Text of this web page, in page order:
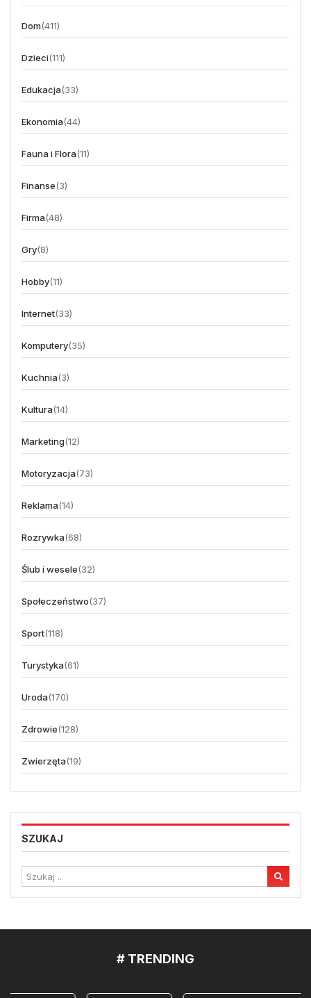
Dom(411)
Dzieci(111)
Edukacja(33)
Ekonomia(44)
Fauna i Flora(11)
Finanse(3)
Firma(48)
Gry(8)
Hobby(11)
Internet(33)
Komputery(35)
Kuchnia(3)
Kultura(14)
Marketing(12)
Motoryzacja(73)
Reklama(14)
Rozrywka(68)
Ślub i wesele(32)
Społeczeństwo(37)
Sport(118)
Turystyka(61)
Uroda(170)
Zdrowie(128)
Zwierzęta(19)
SZUKAJ
# TRENDING